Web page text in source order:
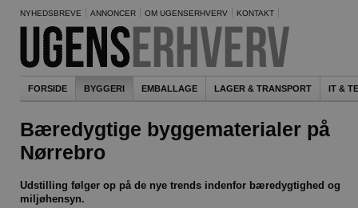
NYHEDSBREVE ANNONCER OM UGENSERHVERV KONTAKT
FORSIDE BYGGERI EMBALLAGE LAGER & TRANSPORT IT &
Bæredygtige byggematerialer på
Nørrebro
Udstilling følger op på de nye trends indenfor bæredygtighed og
miljøhensyn.